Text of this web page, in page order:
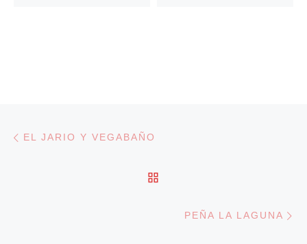
Navegación de entradas
EL JARIO Y VEGABAÑO
PEÑA LA LAGUNA